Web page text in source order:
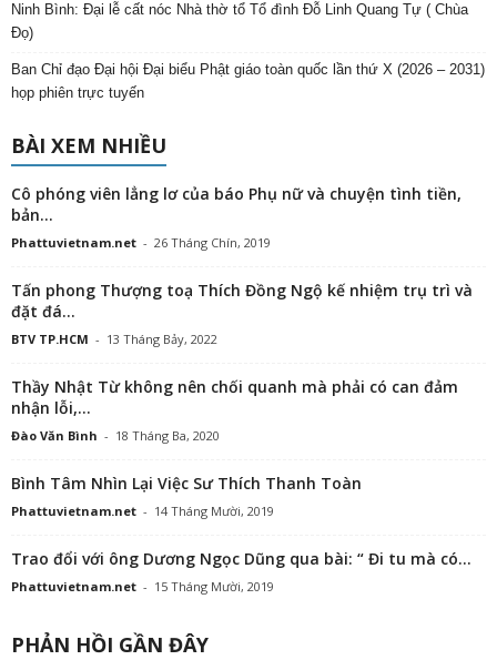
Ninh Bình: Đại lễ cất nóc Nhà thờ tổ Tổ đình Đỗ Linh Quang Tự ( Chùa
Đọ)
Ban Chỉ đạo Đại hội Đại biểu Phật giáo toàn quốc lần thứ X (2026 – 2031)
họp phiên trực tuyến
BÀI XEM NHIỀU
Cô phóng viên lẳng lơ của báo Phụ nữ và chuyện tình tiền,
bản...
Phattuvietnam.net - 26 Tháng Chín, 2019
Tấn phong Thượng toạ Thích Đồng Ngộ kế nhiệm trụ trì và
đặt đá...
BTV TP.HCM - 13 Tháng Bảy, 2022
Thầy Nhật Từ không nên chối quanh mà phải có can đảm
nhận lỗi,...
Đào Văn Bình - 18 Tháng Ba, 2020
Bình Tâm Nhìn Lại Việc Sư Thích Thanh Toàn
Phattuvietnam.net - 14 Tháng Mười, 2019
Trao đổi với ông Dương Ngọc Dũng qua bài: “ Đi tu mà có...
Phattuvietnam.net - 15 Tháng Mười, 2019
PHẢN HỒI GẦN ĐÂY